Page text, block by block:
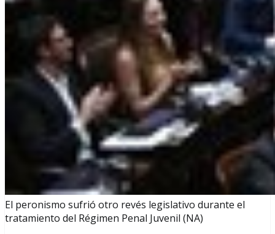
El peronismo sufrió otro revés legislativo durante el
tratamiento del Régimen Penal Juvenil (NA)